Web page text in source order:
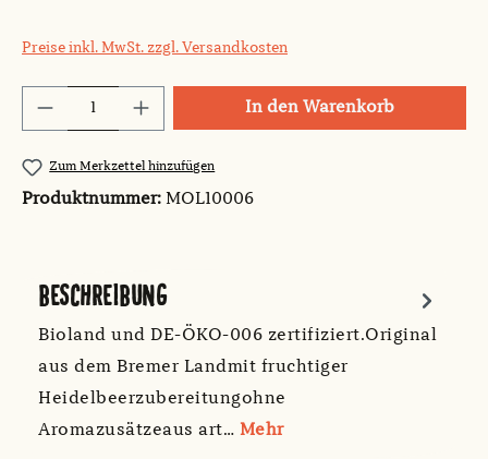
Preise inkl. MwSt. zzgl. Versandkosten
Produkt Anzahl: Gib den gewünschten
In den Warenkorb
Zum Merkzettel hinzufügen
Produktnummer: MOL10006
BESCHREIBUNG
Bioland und DE-ÖKO-006 zertifiziert.Original
aus dem Bremer Landmit fruchtiger
Heidelbeerzubereitungohne
Aromazusätzeaus art… Mehr